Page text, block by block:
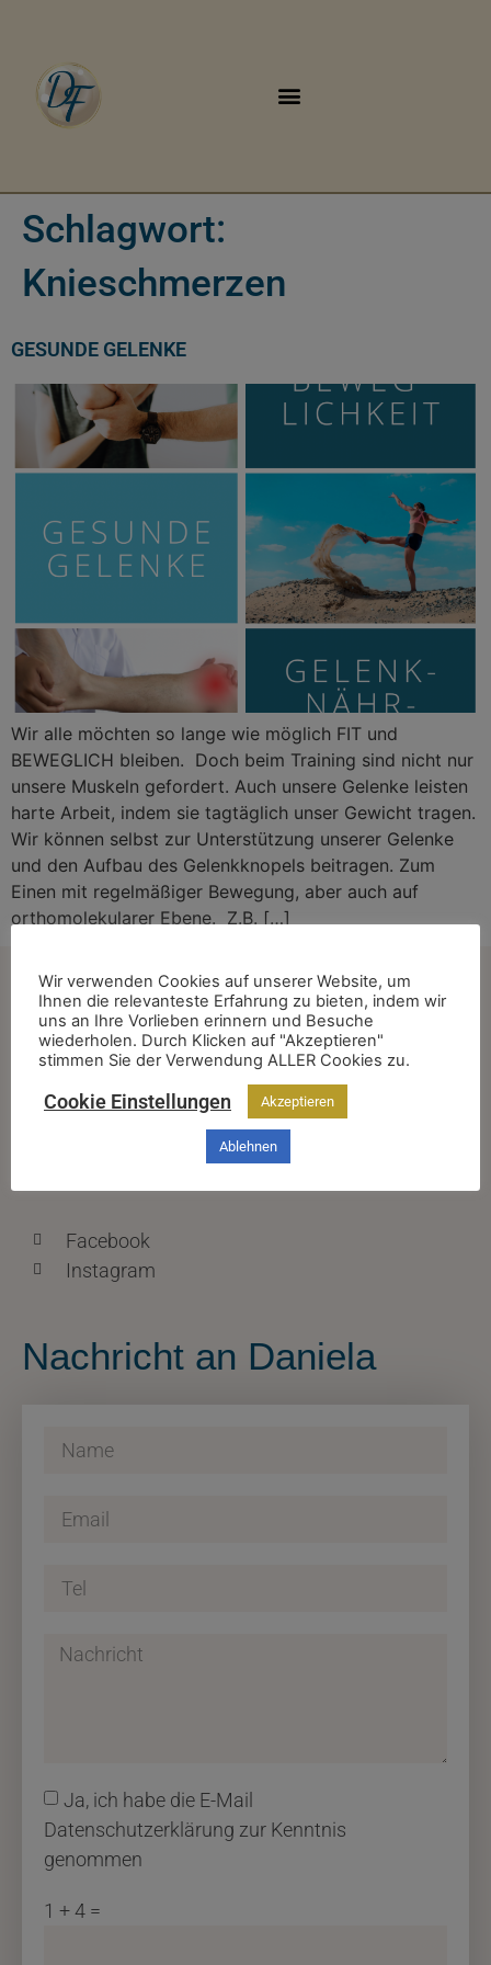
Schlagwort:
Knieschmerzen
GESUNDE GELENKE
Wir alle möchten so lange wie möglich FIT und
BEWEGLICH bleiben. Doch beim Training sind nicht nur
unsere Muskeln gefordert. Auch unsere Gelenke leisten
harte Arbeit, indem sie tagtäglich unser Gewicht tragen.
Wir können selbst zur Unterstützung unserer Gelenke
und den Aufbau des Gelenkknopels beitragen. Zum
Einen mit regelmäßiger Bewegung, aber auch auf
orthomolekularer Ebene. Z.B. […]
Kontakt
info@danielafeselmayer.com
Finde mich auch hier
Facebook
Instagram
Nachricht an Daniela
Ja, ich habe die E-Mail
Datenschutzerklärung zur Kenntnis
genommen
1 + 4 =
Wir verwenden Cookies auf unserer Website, um
Ihnen die relevanteste Erfahrung zu bieten, indem wir
uns an Ihre Vorlieben erinnern und Besuche
wiederholen. Durch Klicken auf "Akzeptieren"
stimmen Sie der Verwendung ALLER Cookies zu.
Cookie Einstellungen Akzeptieren
Ablehnen